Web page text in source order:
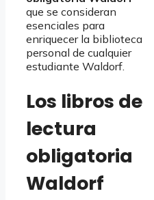
que se consideran
esenciales para
enriquecer la biblioteca
personal de cualquier
estudiante Waldorf.
Los libros de
lectura
obligatoria
Waldorf